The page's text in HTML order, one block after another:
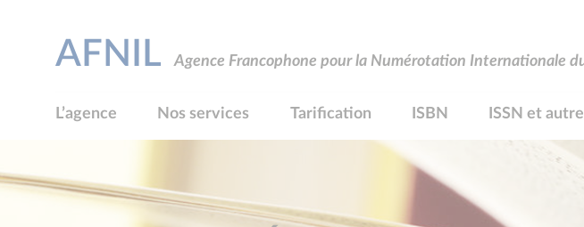
AFNIL Agence Francophone pour la Numérotation Internationale
L’agence Nos services Tarification ISBN ISSN et